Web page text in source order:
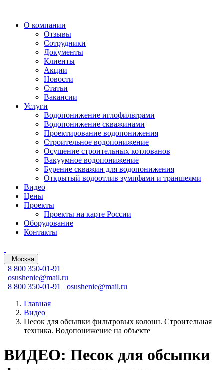
О компании
Отзывы
Сотрудники
Документы
Клиенты
Акции
Новости
Статьи
Вакансии
Услуги
Водопонижение иглофильтрами
Водопонижение скважинами
Проектирование водопонижения
Строительное водопонижение
Осушение строительных котлованов
Вакуумное водопонижение
Бурение скважин для водопонижения
Открытый водоотлив зумпфами и траншеями
Видео
Цены
Проекты
Проекты на карте России
Оборудование
Контакты
Москва
8 800 350-01-91
osushenie@mail.ru
8 800 350-01-91
osushenie@mail.ru
Главная
Видео
Песок для обсыпки фильтровых колонн. Строительная
техника. Водопонижение на объекте
ВИДЕО: Песок для обсыпки